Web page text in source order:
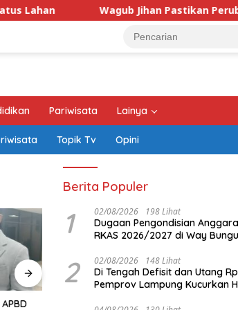
Jihan Pastikan Perubahan KUA-PPAS
Pariwisata Lainya
Topik Tv Opini
Warga Bandar Lampung
Berita Populer
1 02/08/2026 198 Lihat
Dugaan Pengondisian
RKAS 2026/2027 di Way
Keuntungan untuk Rekreasi
2 02/08/2026 148 Lihat
Di Tengah Defisit dan Utang
Pemprov Lampung Kucurkan